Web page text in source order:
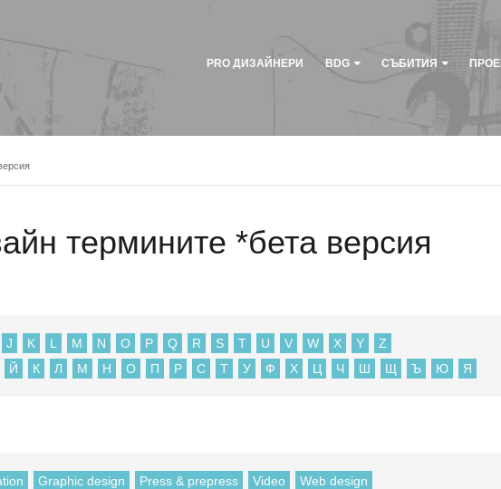
PRO ДИЗАЙНЕРИ BDG СЪБИТИЯ
термините *бета версия
J K L M N O P Q R S T U V W X Y
Z
Й К Л М Н О П Р С Т У Ф Х Ц Ч Ш Щ Ъ Ю Я
Graphic design Press & prepress Video Web design